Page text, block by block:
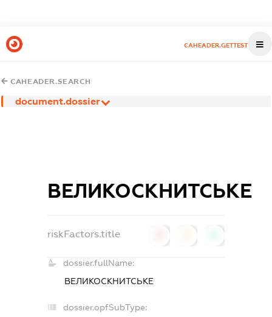
CAHEADER.GETTEST
CAHEADER.SEARCH
document.dossier
ВЕЛИКОСКНИТСЬКЕ
riskFactors.title
dossier.fullName:
ВЕЛИКОСКНИТСЬКЕ
dossier.opfSubType: